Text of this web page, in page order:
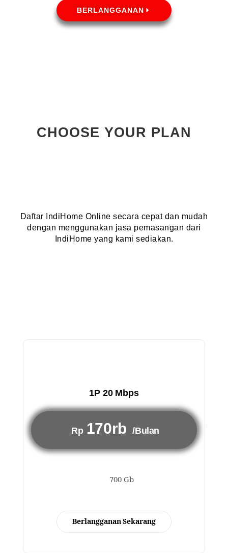
BERLANGGANAN
CHOOSE YOUR PLAN
Daftar IndiHome Online secara cepat dan mudah
dengan menggunakan jasa pemasangan dari
IndiHome yang kami sediakan.
1P 20 Mbps
Rp 170rb /Bulan
700 Gb
Berlangganan Sekarang